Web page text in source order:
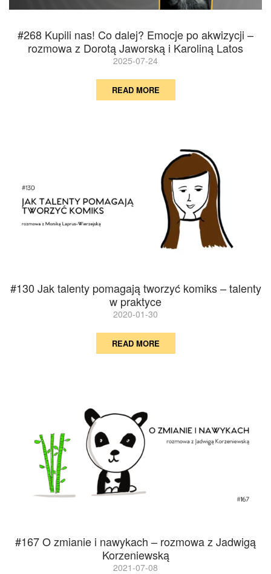
#268 Kupili nas! Co dalej? Emocje po akwizycji –
rozmowa z Dorotą Jaworską i Karoliną Latos
2025-07-24
READ MORE
#130 Jak talenty pomagają tworzyć komiks – talenty
w praktyce
2020-01-30
READ MORE
#167 O zmianie i nawykach – rozmowa z Jadwigą
Korzeniewską
2021-07-08